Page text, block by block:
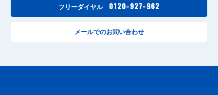
フリーダイヤル 0120-927-962
メールでのお問い合わせ